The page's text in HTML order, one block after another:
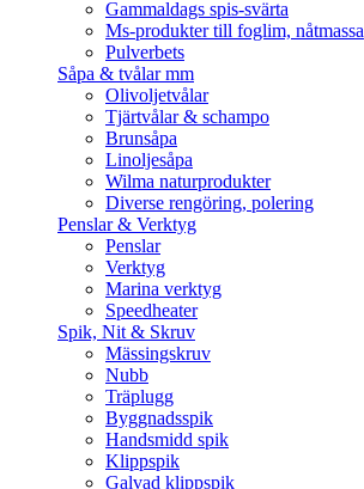
Gammaldags spis-svärta
Ms-produkter till foglim, nåtmassa
Pulverbets
Såpa & tvålar mm
Olivoljetvålar
Tjärtvålar & schampo
Brunsåpa
Linoljesåpa
Wilma naturprodukter
Diverse rengöring, polering
Penslar & Verktyg
Penslar
Verktyg
Marina verktyg
Speedheater
Spik, Nit & Skruv
Mässingskruv
Nubb
Träplugg
Byggnadsspik
Handsmidd spik
Klippspik
Galvad klippspik